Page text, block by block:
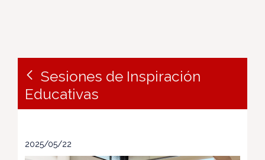
Sesiones de Inspiración
Educativas
2025/05/22